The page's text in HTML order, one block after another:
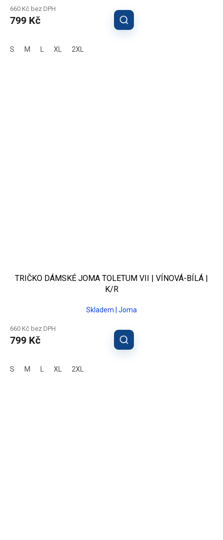
660 Kč bez DPH
799 Kč
S M L XL 2XL
TRIČKO DÁMSKÉ JOMA TOLETUM VII | VÍNOVÁ-BÍLÁ |
K/R
Skladem | Joma
660 Kč bez DPH
799 Kč
S M L XL 2XL